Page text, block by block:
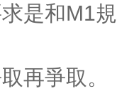
是和M1
再爭取。